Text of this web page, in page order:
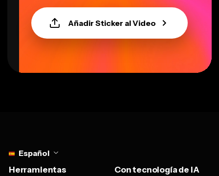
Añadir Sticker al Video
Español
Herramientas
Con tecnología de IA